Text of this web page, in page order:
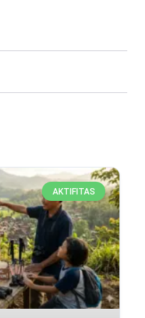
AKTIFITAS